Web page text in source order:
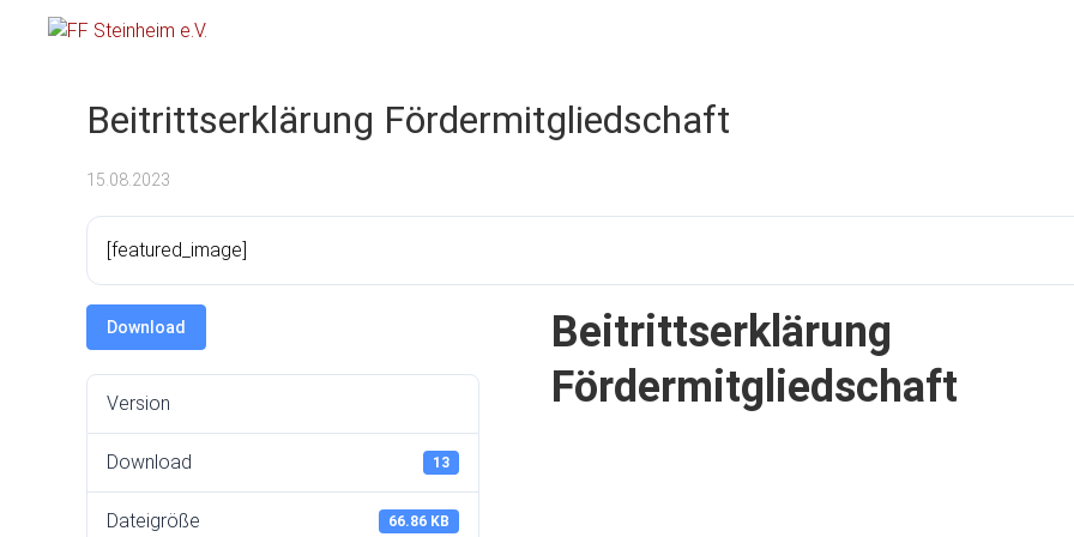
Beitrittserklärung Fördermitgliedschaft
15.08.2023
[featured_image]
Download
Version
Download 13
Dateigröße 66.86 KB
Beitrittserklärung
Fördermitgliedschaft